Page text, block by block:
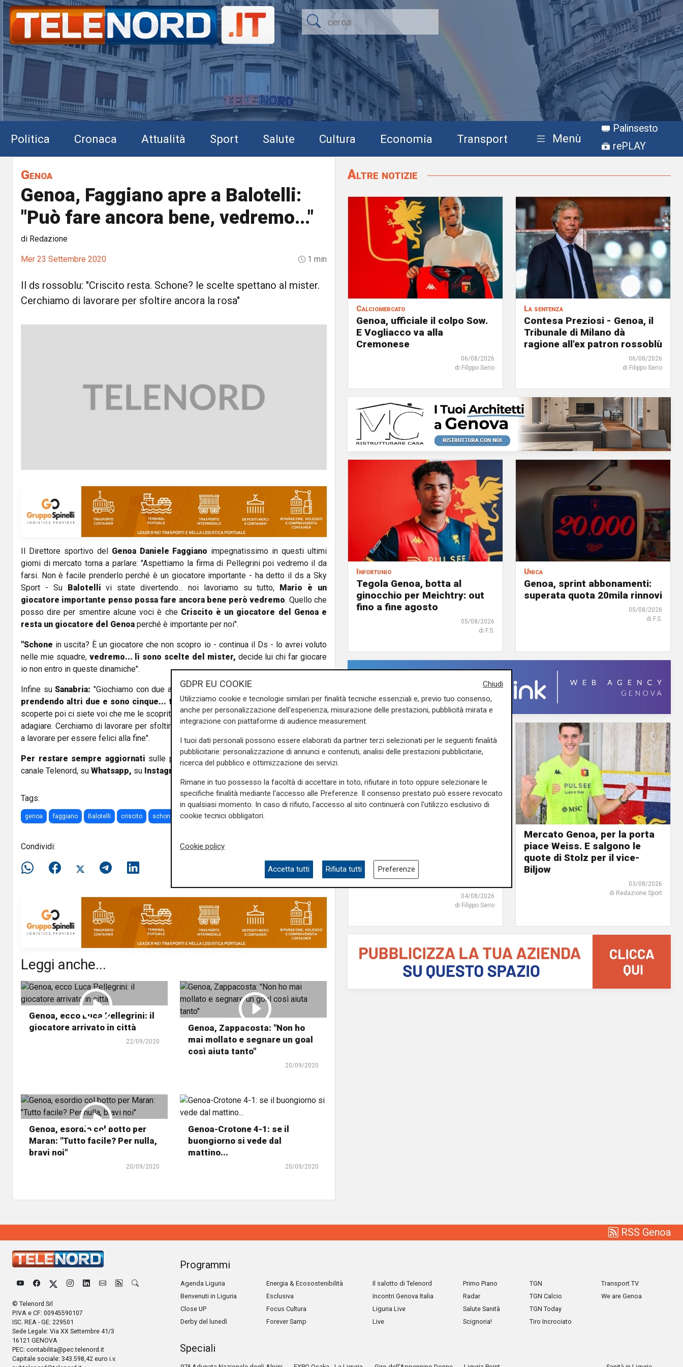
Politica Cronaca Attualità Sport Salute Cultura Economia Transport Menù
Palinsesto
rePLAY
Genoa
Genoa, Faggiano apre a Balotelli:
"Può fare ancora bene, vedremo..."
di Redazione
Mer 23 Settembre 2020 1 min
Il ds rossoblu: "Criscito resta. Schone? le scelte spettano al mister.
Cerchiamo di lavorare per sfoltire ancora la rosa"
Il Direttore sportivo del Genoa Daniele Faggiano impegnatissimo in questi ultimi
giorni di mercato torna a parlare: "Aspettiamo la firma di Pellegrini poi vedremo il da
farsi. Non è facile prenderlo perché è un giocatore importante - ha detto il ds a Sky
Sport - Su Balotelli vi state divertendo... noi lavoriamo su tutto, Mario è un
giocatore importante penso possa fare ancora bene però vedremo. Quello che
posso dire per smentire alcune voci è che Criscito è un giocatore del Genoa e
resta un giocatore del Genoa perché è importante per noi".
"Schone in uscita? È un giocatore che non scopro io - continua il Ds - lo avrei voluto
nelle mie squadre, vedremo... lì sono scelte del mister, decide lui chi far giocare
io non entro in queste dinamiche".
Infine suSanabria: "Giochiamo con due attaccanti, siamo tre edite che ne stiamo
prendendo altri due e sono cinque... troppi mi sa . A volte vorrei lavorare a carte
scoperte poi ci siete voi che me le scoprite. La vittoria contro il Crotone non deve farci
adagiare. Cerchiamo di lavorare per sfoltire ancora la rosa e poi pensiamo al Napoli e
a lavorare per essere felici alla fine".
Per restare sempre aggiornati sulle principali notizie sulla Liguria seguiteci sul
canale Telenord, su Whatsapp, su Instagram
Tags:
genoa faggiano Balotelli criscito schone mercato serie a
Condividi:
Leggi anche...
Genoa, ecco Luca Pellegrini: il
giocatore arrivato in città
22/09/2020
Genoa, Zappacosta: "Non ho
mai mollato e segnare un goal
così aiuta tanto"
20/09/2020
Genoa, esordio col botto per
Maran: "Tutto facile? Per nulla,
bravi noi"
20/09/2020
Genoa-Crotone 4-1: se il
buongiorno si vede dal
mattino...
20/09/2020
Altre notizie
Calciomercato
Genoa, ufficiale il colpo Sow.
E Vogliacco va alla
Cremonese
06/08/2026
di Filippo Serio
La sentenza
Contesa Preziosi - Genoa, il
Tribunale di Milano dà
ragione all'ex patron rossoblù
06/08/2026
di Filippo Serio
Infortunio
Tegola Genoa, botta al
ginocchio per Meichtry: out
fino a fine agosto
05/08/2026
di F.S.
Unica
Genoa, sprint abbonamenti:
superata quota 20mila rinnovi
05/08/2026
di F.S.
inglese con una sconfitta: il
Bournemouth domina e vince
10-1
04/08/2026
di Filippo Serio
Mercato Genoa, per la porta
piace Weiss. E salgono le
quote di Stolz per il vice-
Biljow
03/08/2026
di Redazione Sport
RSS Genoa
© Telenord Srl
P.IVA e CF: 00945590107
ISC. REA - GE: 229501
Sede Legale: Via XX Settembre 41/3
16121 GENOVA
PEC: contabilita@pec.telenord.it
Capitale sociale: 343.598,42 euro i.v.
Programmi
Agenda Liguria
Benvenuti in Liguria
Close UP
Derby del lunedì
Energia & Ecosostenibilità
Esclusiva
Focus Cultura
Forever Samp
Il salotto di Telenord
Incontri Genova Italia
Liguria Live
Live
Primo Piano
Radar
Salute Sanità
Scignoria!
TGN
TGN Calcio
TGN Today
Tiro Incrociato
Transport TV
We are Genoa
Speciali
Chiudi
GDPR EU COOKIE
Utilizziamo cookie e tecnologie similari per finalità tecniche essenziali e, previo tuo consenso,
anche per personalizzazione dell'esperienza, misurazione delle prestazioni, pubblicità mirata e
integrazione con piattaforme di audience measurement.
I tuoi dati personali possono essere elaborati da partner terzi selezionati per le seguenti finalità
pubblicitarie: personalizzazione di annunci e contenuti, analisi delle prestazioni pubblicitarie,
ricerca del pubblico e ottimizzazione dei servizi.
Rimane in tuo possesso la facoltà di accettare in toto, rifiutare in toto oppure selezionare le
specifiche finalità mediante l'accesso alle Preferenze. Il consenso prestato può essere revocato
in qualsiasi momento. In caso di rifiuto, l'accesso al sito continuerà con l'utilizzo esclusivo di
cookie tecnici obbligatori.
Cookie policy
Accetta tutti Rifiuta tutti Preferenze